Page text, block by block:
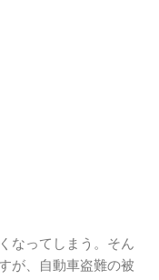
なってしまう。そん
が、自動車盗難の被